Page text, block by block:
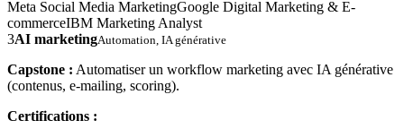
Meta Social Media MarketingGoogle Digital Marketing & E-
commerceIBM Marketing Analyst
3AI marketingAutomation, IA générative
Capstone : Automatiser un workflow marketing avec IA générative
(contenus, e-mailing, scoring).
Certifications :